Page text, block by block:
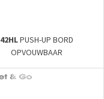
42HLPUSH-UP BORD
OPVOUWBAAR